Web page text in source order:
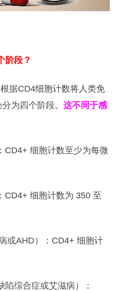
阶段？
据CD4细胞计数将人类免
为四个阶段。 这不同于感
CD4+ 细胞计数至少为每微
CD4+ 细胞计数为 350 至
或AHD）：CD4+ 细胞计
综合症或艾滋病）：